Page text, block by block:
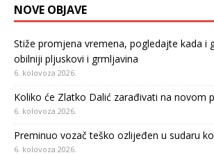
NOVE OBJAVE
Stiže promjena vremena, pogledajte kada i
obilniji pljuskovi i grmljavina
6. kolovoza 2026.
Koliko će Zlatko Dalić zarađivati na novom
6. kolovoza 2026.
Preminuo vozač teško ozlijeđen u sudaru
6. kolovoza 2026.